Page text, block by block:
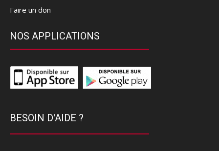
Faire un don
NOS APPLICATIONS
BESOIN D'AIDE ?